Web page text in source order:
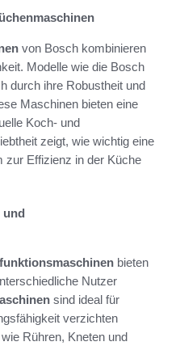
von Bosch kombinieren
Modelle wie die Bosch
durch ihre Robustheit und
Maschinen bieten eine
Koch- und
zeigt, wie wichtig eine
zur Effizienz in der Küche
und
bieten
Nutzer
sind ideal für
verzichten
Rühren, Kneten und